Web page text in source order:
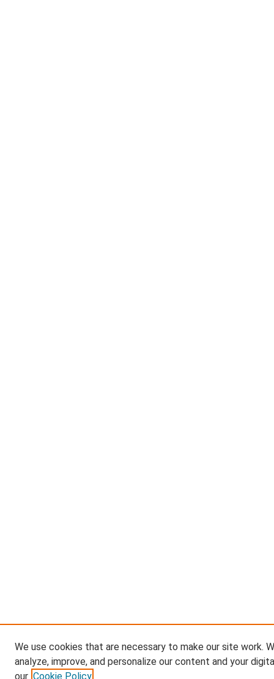
We use cookies that are necessary to make our site work.
analyze, improve, and personalize our content and your
our Cookie Policy